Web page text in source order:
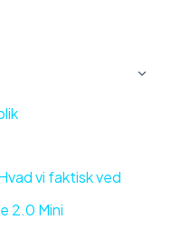
vi faktisk ved
2.0 Mini